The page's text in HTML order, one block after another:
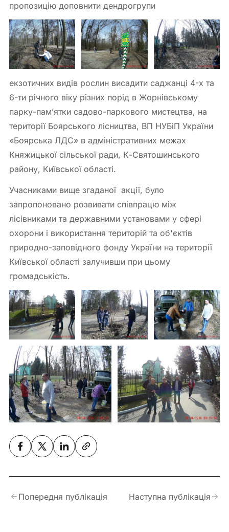
пропозицію доповнити дендрогрупи
екзотичних видів рослин висадити саджанці 4-х та
6-ти річного віку різних порід в Жорнівському
парку-пам’ятки садово-паркового мистецтва, на
території Боярського лісництва, ВП НУБіП України
«Боярська ЛДС» в адміністративних межах
Княжицької сільської ради, К-Святошинського
району, Київської області.
Учасниками вище згаданої акції, було
запропоновано розвивати співпрацю між
лісівниками та державними установами у сфері
охорони і використання територій та об'єктів
природно-заповідного фонду України на території
Київської області залучивши при цьому
громадськість.
Попередня публікація Наступна публікація